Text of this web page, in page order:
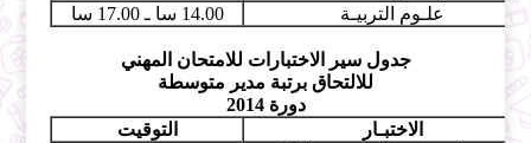
علـوم التربيـة
14.00 سا ـ 17.00 سا
جدول سير الاختبارات للامتحان المهني
للالتحاق برتبة مدير متوسطة
دورة 2014
الاختبـار
التوقيت